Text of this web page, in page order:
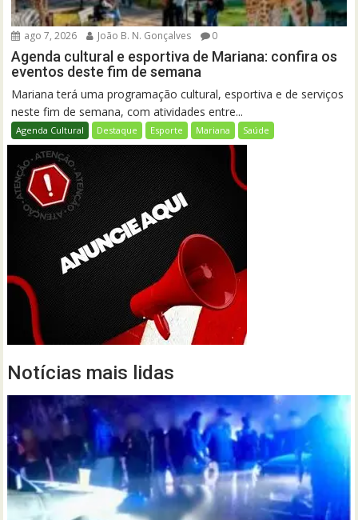
ago 7, 2026 João B. N. Gonçalves 0
Agenda cultural e esportiva de Mariana: confira os
eventos deste fim de semana
Mariana terá uma programação cultural, esportiva e de serviços
neste fim de semana, com atividades entre...
Agenda Cultural Destaque Esporte Mariana Saúde
Notícias mais lidas